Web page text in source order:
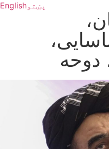
پښتوEnglish